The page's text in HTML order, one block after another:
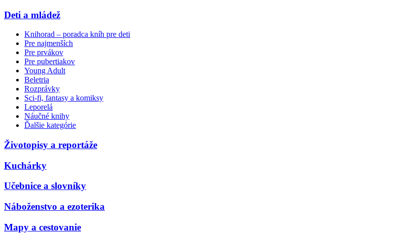
Deti a mládež
Knihorad – poradca kníh pre deti
Pre najmenších
Pre prvákov
Pre pubertiakov
Young Adult
Beletria
Rozprávky
Sci-fi, fantasy a komiksy
Leporelá
Náučné knihy
Ďalšie kategórie
Životopisy a reportáže
Kuchárky
Učebnice a slovníky
Náboženstvo a ezoterika
Mapy a cestovanie